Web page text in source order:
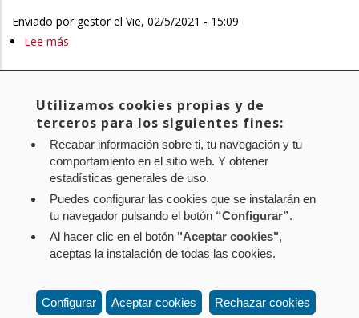
Integral
agua
Uso
Urbano
Enviado por gestorel Vie, 02/5/2021 - 15:09
Lee más
00025.
Comparecencia
para
que
la
Directora
General
de
INTIA
el
página
anterior
actual
Page
26 Page Page…
Última
página
Last »
Suscribirse a
Aviso legal Política de privacidad
Política de cookies
Contacto: Paseo de Sarasate nº 38, 2º Dcha - 31001
Utilizamos cookies propias y de
terceros para los siguientes fines:
Recabar información sobre ti, tu navegación y tu
comportamiento en el sitio web. Y obtener
estadísticas generales de uso.
Puedes configurar las cookies que se instalarán en
tu navegador pulsando el botón “Configurar”.
Al hacer clic en el botón "Aceptar cookies",
aceptas la instalación de todas las cookies.
Configurar Aceptar cookies Rechazar cookies